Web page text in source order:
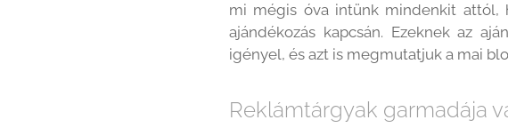
mi mégis óva intünk mindenkit attól,
ajándékozás kapcsán. Ezeknek az
igényel, és azt is megmutatjuk a mai
Reklámtárgyak garmadája